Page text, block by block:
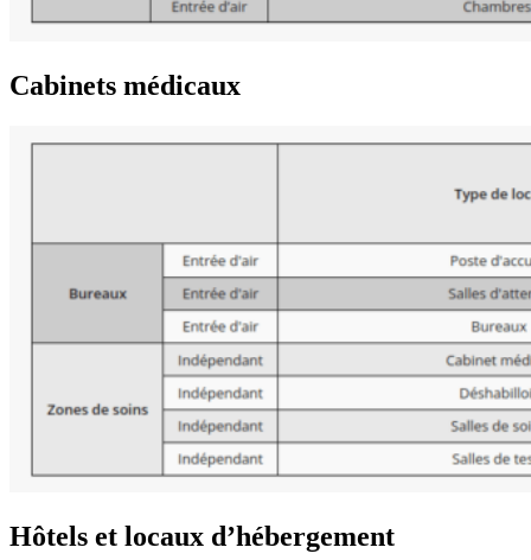
Cabinets médicaux
Hôtels et locaux d’hébergement